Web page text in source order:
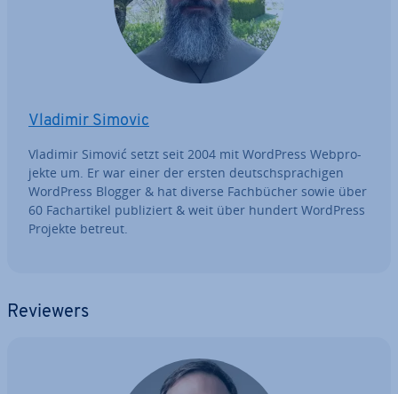
Vladimir Simovic
Vladimir Simović setzt seit 2004 mit WordPress Web­pro­
jek­te um. Er war einer der ersten deutsch­spra­chi­gen
WordPress Blogger & hat diverse Fach­bü­cher sowie über
60 Fach­ar­ti­kel pu­bli­ziert & weit über hundert WordPress
Projekte betreut.
Reviewers